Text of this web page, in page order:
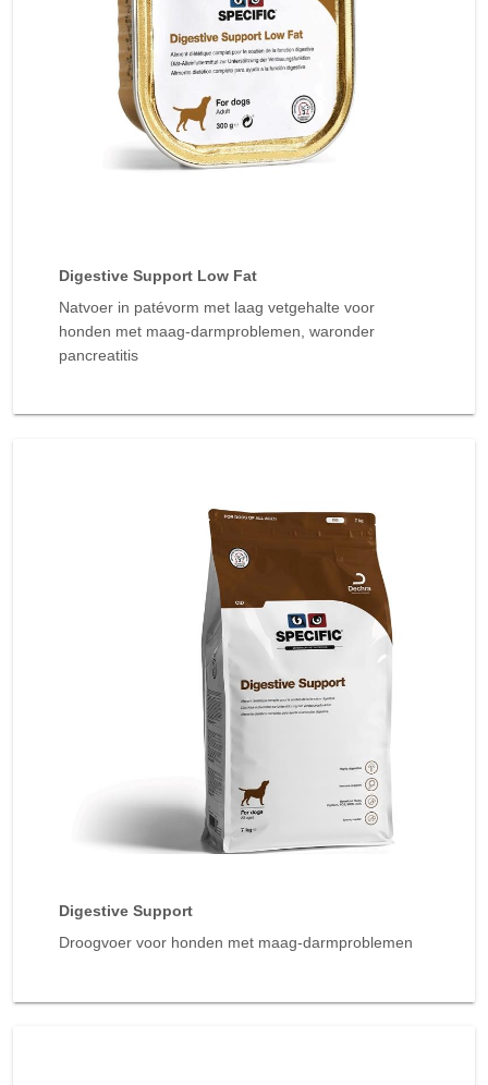
Digestive Support Low Fat
Natvoer in patévorm met laag vetgehalte voor
honden met maag-darmproblemen, waronder
pancreatitis
Digestive Support
Droogvoer voor honden met maag-darmproblemen